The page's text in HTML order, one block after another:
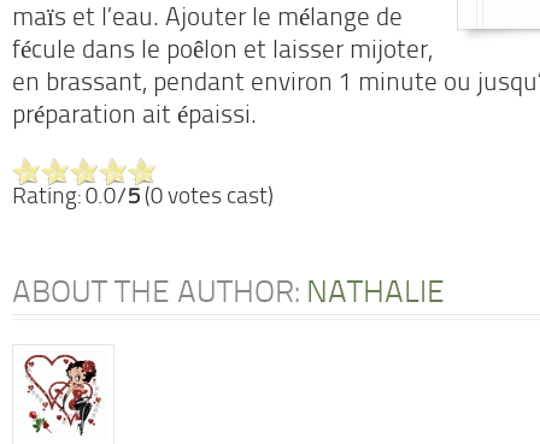
maïs et l’eau. Ajouter le mélange de
fécule dans le poêlon et laisser mijoter,
en brassant, pendant environ 1 minute ou
préparation ait épaissi.
Rating: 0.0/5 (0 votes cast)
ABOUT THE AUTHOR: NATHALIE